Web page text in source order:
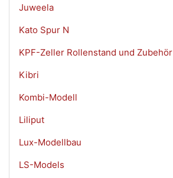
Juweela
Kato Spur N
KPF-Zeller Rollenstand und Zubehör
Kibri
Kombi-Modell
Liliput
Lux-Modellbau
LS-Models